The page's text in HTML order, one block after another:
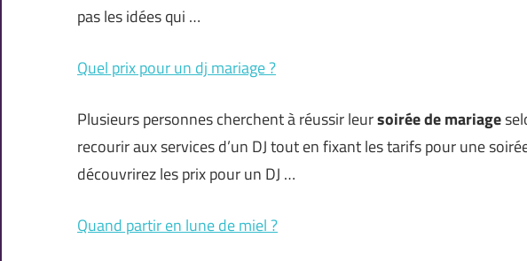
pas les idées qui …
Quel prix pour un dj mariage ?
Plusieurs personnes cherchent à réussir leursoirée de mariage
recourir aux services d’un DJ tout en fixant les tarifs pour une
découvrirez les prix pour un DJ …
Quand partir en lune de miel ?